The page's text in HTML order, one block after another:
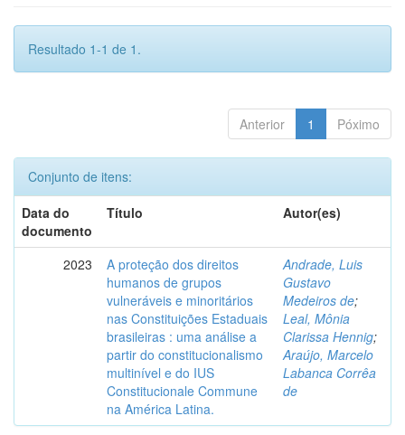
Resultado 1-1 de 1.
Anterior 1 Póximo
Conjunto de itens:
Data do
documento
Título Autor(es)
2023
A proteção dos direitos
humanos de grupos
vulneráveis e minoritários
nas Constituições Estaduais
brasileiras : uma análise a
partir do constitucionalismo
multinível e do IUS
Constitucionale Commune
na América Latina.
Andrade, Luis
Gustavo
Medeiros de;
Leal, Mônia
Clarissa Hennig;
Araújo, Marcelo
Labanca Corrêa
de